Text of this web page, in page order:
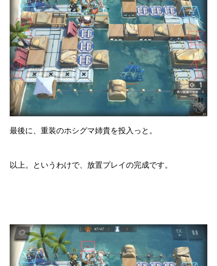
最後に、重装のホシグマ姉貴を投入っと。
以上。というわけで、放置プレイの完成です。